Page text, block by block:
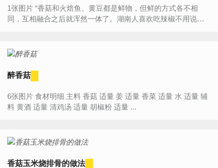
1张图片 “香菇和火焙鱼、黄豆都是鲜物，但鲜的方式各不相
同，互相融合之后就浑然一体了。湖南人喜欢吃辣椒不用说，
醉香菇
6张图片 食材明细 主料 香菇 适量 姜 适量 香菜 适量 水 适量 辅
料 黄酒 适量 清鸡汤 适量 胡椒粉 适量 ...
香菇玉米烧排骨的做法